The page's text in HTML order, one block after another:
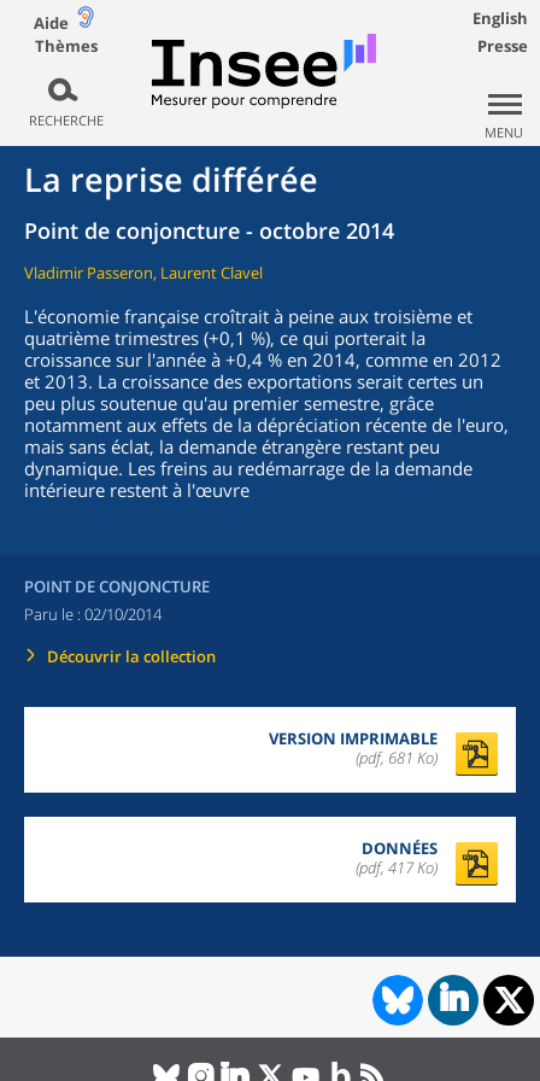
Aide
Thèmes
RECHERCHE
English
Presse
MENU
La reprise différée
Point de conjoncture - octobre 2014
Vladimir Passeron, Laurent Clavel
L'économie française croîtrait à peine aux troisième et
quatrième trimestres (+0,1 %), ce qui porterait la
croissance sur l'année à +0,4 % en 2014, comme en 2012
et 2013. La croissance des exportations serait certes un
peu plus soutenue qu'au premier semestre, grâce
notamment aux effets de la dépréciation récente de l'euro,
mais sans éclat, la demande étrangère restant peu
dynamique. Les freins au redémarrage de la demande
intérieure restent à l'œuvre
POINT DE CONJONCTURE
Paru le : 02/10/2014
Découvrir la collection
VERSION IMPRIMABLE
(pdf, 681 Ko)
DONNÉES
(pdf, 417 Ko)